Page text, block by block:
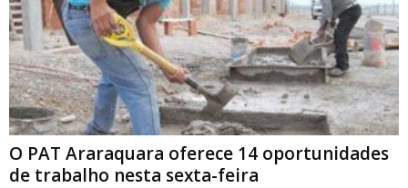
O PAT Araraquara oferece 14 oportunidades
de trabalho nesta sexta-feira